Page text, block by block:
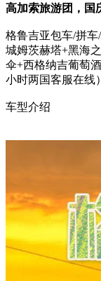
高加索旅游团，国
格鲁吉亚包车/拼
城姆茨赫塔+黑海
伞+西格纳吉葡萄
小时两国客服在线）
车型介绍